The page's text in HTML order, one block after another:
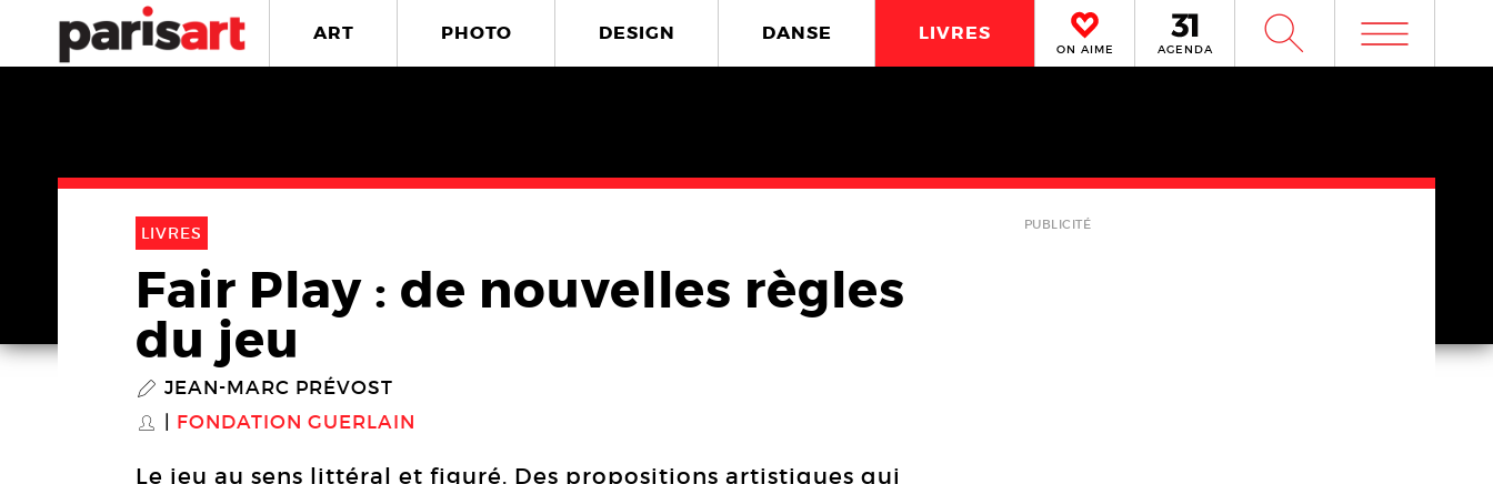
ART PHOTO DESIGN DANSE LIVRES
ON AIME AGENDA W m
LIVRES
Fair Play : de nouvelles règles
du jeu
P JEAN-MARC PRÉVOST
S FONDATION GUERLAIN
Le jeu au sens littéral et figuré. Des propositions artistiques qui
PUBLICITÉ